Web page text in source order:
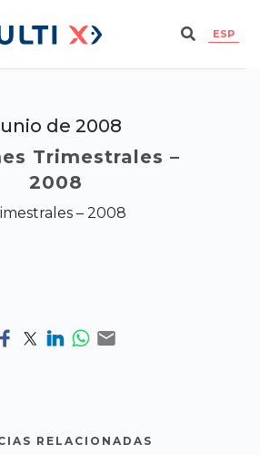
ESP
de 2008
Trimestrales –
2008
RELACIONADAS